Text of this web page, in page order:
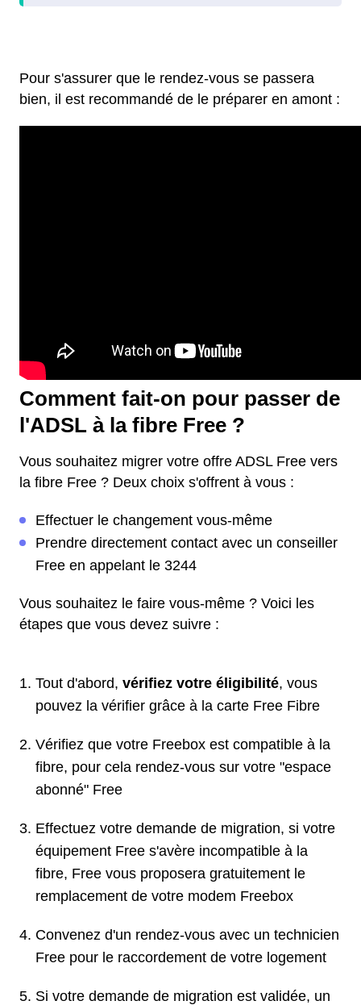
Pour s'assurer que le rendez-vous se passera
bien, il est recommandé de le préparer en amont :
Comment fait-on pour passer de
l'ADSL à la fibre Free ?
Vous souhaitez migrer votre offre ADSL Free vers
la fibre Free ? Deux choix s'offrent à vous :
Effectuer le changement vous-même
Prendre directement contact avec un conseiller
Free en appelant le 3244
Vous souhaitez le faire vous-même ? Voici les
étapes que vous devez suivre :
Tout d'abord, vérifiez votre éligibilité, vous
pouvez la vérifier grâce à la carte Free Fibre
Vérifiez que votre Freebox est compatible à la
fibre, pour cela rendez-vous sur votre "espace
abonné" Free
Effectuez votre demande de migration, si votre
équipement Free s'avère incompatible à la
fibre, Free vous proposera gratuitement le
remplacement de votre modem Freebox
Convenez d'un rendez-vous avec un technicien
Free pour le raccordement de votre logement
Si votre demande de migration est validée, un